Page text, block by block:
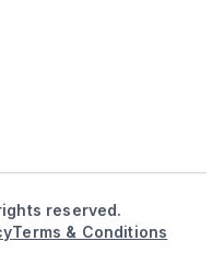
reserved.
Terms & Conditions